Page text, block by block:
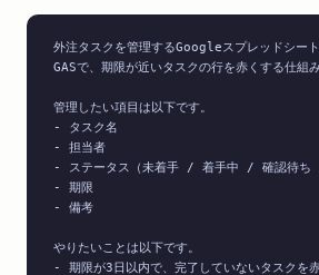
外注タスクを管理するGoogleスプレッドシート
GASで、期限が近いタスクの行を赤くする仕組
管理したい項目は以下です。
- タスク名
- 担当者
- ステータス（未着手 / 着手中 / 確認待ち
- 期限
- 備考
やりたいことは以下です。
- 期限が3日以内で、完了していないタスクを